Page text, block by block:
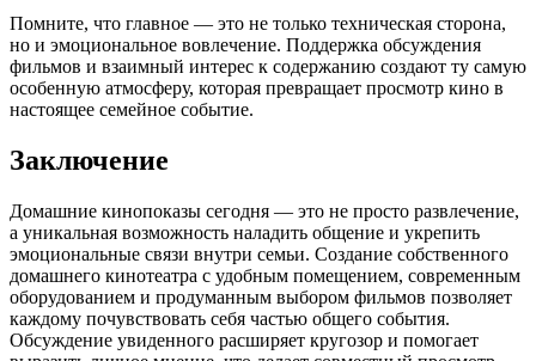
Помните, что главное — это не только техническая сторона,
но и эмоциональное вовлечение. Поддержка обсуждения
фильмов и взаимный интерес к содержанию создают ту самую
особенную атмосферу, которая превращает просмотр кино в
настоящее семейное событие.
Заключение
Домашние кинопоказы сегодня — это не просто развлечение,
а уникальная возможность наладить общение и укрепить
эмоциональные связи внутри семьи. Создание собственного
домашнего кинотеатра с удобным помещением, современным
оборудованием и продуманным выбором фильмов позволяет
каждому почувствовать себя частью общего события.
Обсуждение увиденного расширяет кругозор и помогает